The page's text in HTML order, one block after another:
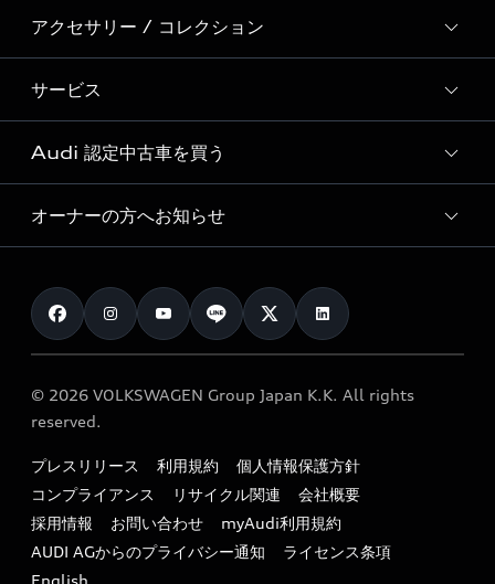
Formula 1®
デジタルサービス
新車在庫検索
試乗車・展示車検索
見積もり依頼
試乗予約
モデル一覧
特別仕様モデル / 限定モデル
e-tronラインアップ
価格シミュレーション
車両比較
カタログ一覧
アクセサリー / コレクション
純正アクセサリー
オンラインショップ
Audi collection
アウディナビアプリ
サービス
サービス入庫予約
サービスプログラム
メンテナンス
車検 / 定期点検
e-tronアフターサポート
myAudi
Audi 認定中古車を買う
Audi認定中古車
クオリティ
保証
メンテナンス
ファイナンス
キャンペーン / イベント
買取査定
オーナーの方へお知らせ
お知らせ
オーナー様向けキャンペーン
特定整備適用車一覧
リサイクル法
よくある質問（FAQ）
© 2026 VOLKSWAGEN Group Japan K.K. All rights
reserved.
プレスリリース 利用規約
個人情報保護方針
コンプライアンス
リサイクル関連
会社概要
採用情報
お問い合わせ
myAudi利用規約
AUDI AGからのプライバシー通知
ライセンス条項
English